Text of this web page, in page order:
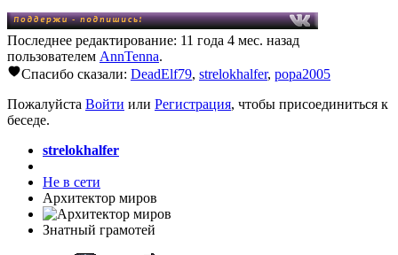
Последнее редактирование: 11 года 4 мес. назад
пользователем AnnTenna.
Спасибо сказали: DeadElf79, strelokhalfer, popa2005
Пожалуйста Войти или Регистрация, чтобы присоединиться к
беседе.
strelokhalfer
Не в сети
Архитектор миров
Знатный грамотей